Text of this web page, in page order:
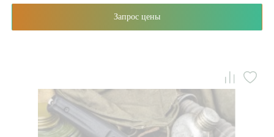
Запрос цены